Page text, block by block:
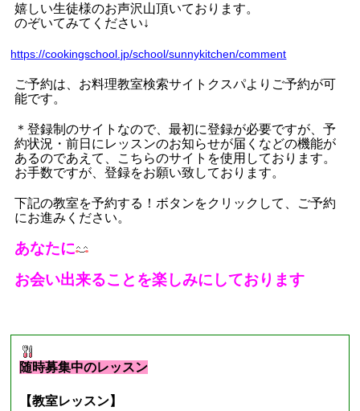
嬉しい生徒様のお声沢山頂いております。
のぞいてみてください↓
https://cookingschool.jp/school/sunnykitchen/comment
ご予約は、お料理教室検索サイトクスパよりご予約が可
能です。
＊登録制のサイトなので、最初に登録が必要ですが、予
約状況・前日にレッスンのお知らせが届くなどの機能が
あるのであえて、こちらのサイトを使用しております。
お手数ですが、登録をお願い致しております。
下記の教室を予約する！ボタンをクリックして、ご予約
にお進みください。
あなたに
お会い出来ることを楽しみにしております
随時募集中のレッスン
【教室レッスン】